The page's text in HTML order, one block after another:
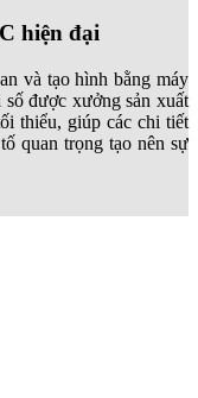
hiện đại
và tạo hình bằng máy
được xưởng sản xuất
thiểu, giúp các chi tiết
quan trọng tạo nên sự